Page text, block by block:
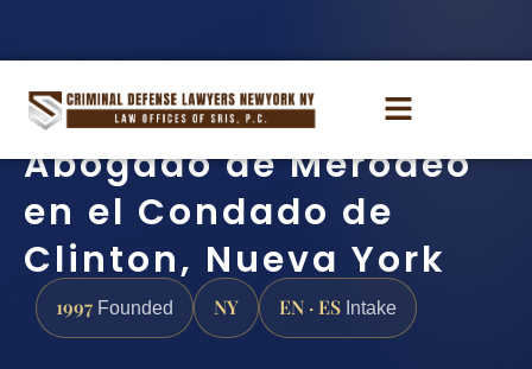
Abogado de Merodeo
en el Condado de
Clinton, Nueva York
1997 Founded NY EN · ES Intake